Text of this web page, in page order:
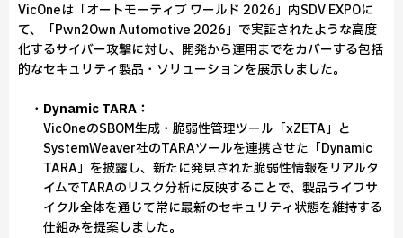
VicOneは「オートモーティブ ワールド 2026」内SDV EXPOに
て、「Pwn2Own Automotive 2026」で実証されたような高度
化するサイバー攻撃に対し、開発から運用までをカバーする包括
的なセキュリティ製品・ソリューションを展示しました。
・ Dynamic TARA：
VicOneのSBOM生成・脆弱性管理ツール「xZETA」と
SystemWeaver社のTARAツールを連携させた「Dynamic
TARA」を披露し、新たに発見された脆弱性情報をリアルタ
イムでTARAのリスク分析に反映することで、製品ライフサ
イクル全体を通じて常に最新のセキュリティ状態を維持する
仕組みを提案しました。